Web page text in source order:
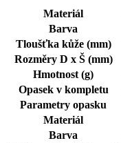
Materiál
Barva
Tloušťka kůže (mm)
Rozměry D x Š (mm)
Hmotnost (g)
Opasek v kompletu
Parametry opasku
Materiál
Barva